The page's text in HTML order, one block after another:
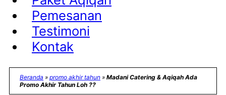
Pemesanan
Testimoni
Kontak
Beranda » promo akhir tahun » Madani Catering & Aqiqah Ada
Promo Akhir Tahun Loh ??